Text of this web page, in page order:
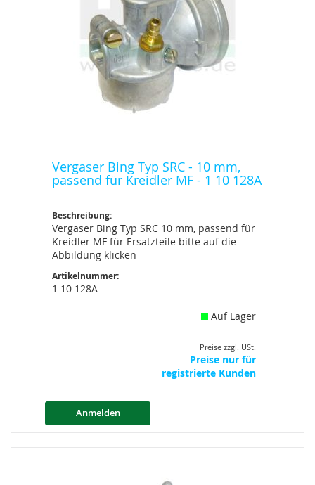
Vergaser Bing Typ SRC - 10 mm,
passend für Kreidler MF - 1 10 128A
Beschreibung:
Vergaser Bing Typ SRC 10 mm, passend für
Kreidler MF für Ersatzteile bitte auf die
Abbildung klicken
Artikelnummer:
1 10 128A
Auf Lager
Preise zzgl. USt.
Preise nur für
registrierte Kunden
Anmelden